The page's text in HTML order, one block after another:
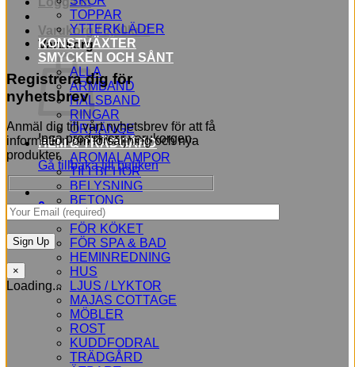
Registrera dig för
nyhetsbrev
Anmäl dig till vårt nyhetsbrev för att få
information om försäljning och nya
produkter.
×
Loading...
Varukorg /0,00kr 0
Varukorg
Inga produkter i varukorgen.
Gå tillbaka till butiken
0
TOPPAR
YTTERKLÄDER
KONSTVÄXTER
SMYCKEN OCH SÅNT
ALLA
ARMBAND
HALSBAND
RINGAR
ÖRHÄNGE
HEM & TRÄDGÅRD
AROMALAMPOR
TILLBEHÖR
BELYSNING
BETONG
BLOMMOR
FÖR KÖKET
FÖR SPA & BAD
HEMINREDNING
HUS
LJUS / LYKTOR
MAJAS COTTAGE
MÖBLER
ROST
KUDDFODRAL
TRÄDGÅRD